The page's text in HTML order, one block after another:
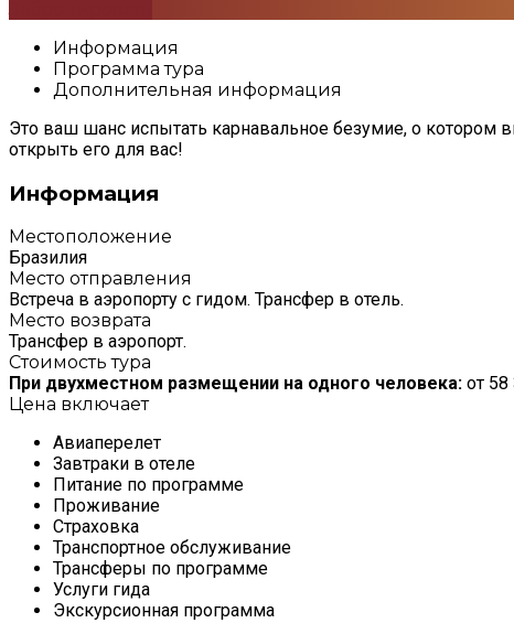
Информация
Программа тура
Дополнительная информация
Это ваш шанс испытать карнавальное безумие, о котором
открыть его для вас!
Информация
Местоположение
Бразилия
Место отправления
Встреча в аэропорту с гидом. Трансфер в отель.
Место возврата
Трансфер в аэропорт.
Стоимость тура
При двухместном размещении на одного человека: от 58
Цена включает
Авиаперелет
Завтраки в отеле
Питание по программе
Проживание
Страховка
Транспортное обслуживание
Трансферы по программе
Услуги гида
Экскурсионная программа